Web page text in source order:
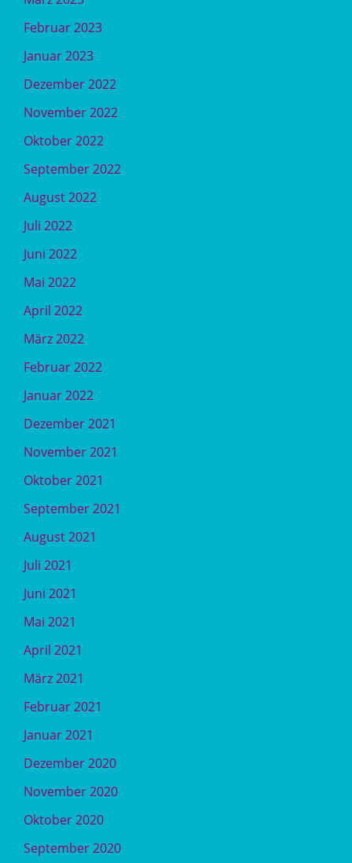
Februar 2023
Januar 2023
Dezember 2022
November 2022
Oktober 2022
September 2022
August 2022
Juli 2022
Juni 2022
Mai 2022
April 2022
März 2022
Februar 2022
Januar 2022
Dezember 2021
November 2021
Oktober 2021
September 2021
August 2021
Juli 2021
Juni 2021
Mai 2021
April 2021
März 2021
Februar 2021
Januar 2021
Dezember 2020
November 2020
Oktober 2020
September 2020